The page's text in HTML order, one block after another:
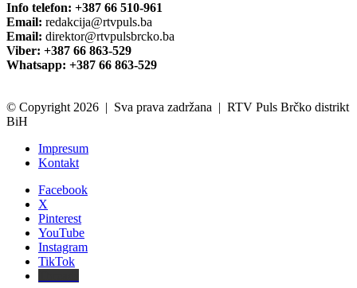
Info telefon: +387 66 510-961
Email: redakcija@rtvpuls.ba
Email: direktor@rtvpulsbrcko.ba
Viber: +387 66 863-529
Whatsapp: +387 66 863-529
© Copyright 2026 | Sva prava zadržana | RTV Puls Brčko distrikt
BiH
Impresum
Kontakt
Facebook
X
Pinterest
YouTube
Instagram
TikTok